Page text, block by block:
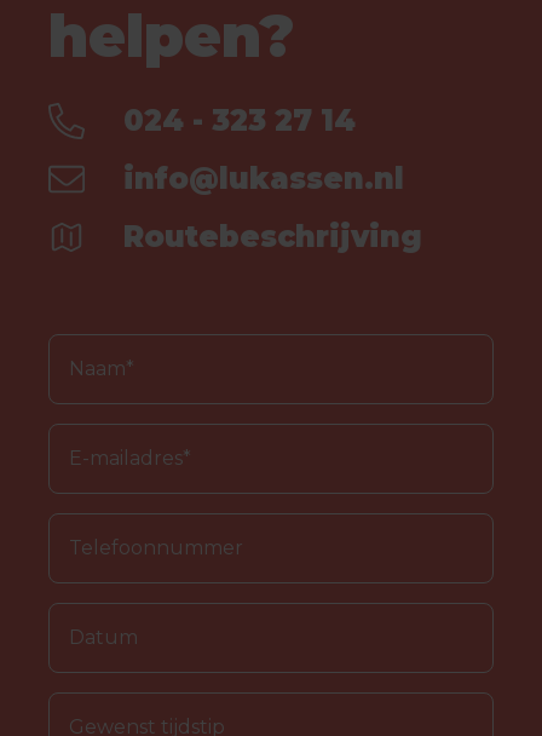
helpen?
024 - 323 27 14
info@lukassen.nl
Routebeschrijving